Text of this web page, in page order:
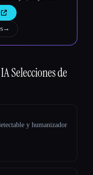
coherentes
→
Selecciones de
y humanizador